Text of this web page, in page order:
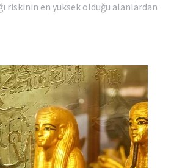
riskinin en yüksek olduğu alanlardan